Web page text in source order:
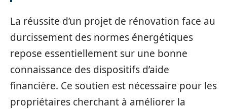
La réussite d’un projet de rénovation face au
durcissement des normes énergétiques
repose essentiellement sur une bonne
connaissance des dispositifs d’aide
financière. Ce soutien est nécessaire pour les
propriétaires cherchant à améliorer la